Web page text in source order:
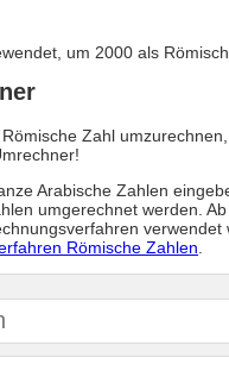
um 2000 als
Zahl
Arabische Zahlen
umgerechnet werden.
verwendet
Römische Zahlen